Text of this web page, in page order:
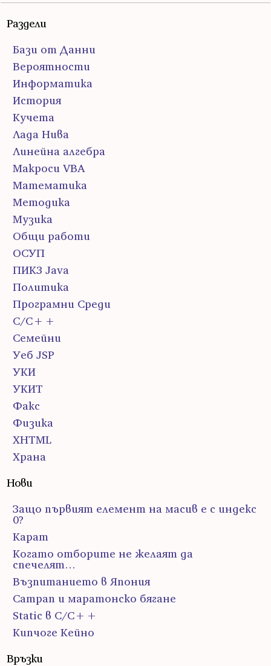
Раздели
Бази от Данни
Вероятности
Информатика
История
Кучета
Лада Нива
Линейна алгебра
Макроси VBA
Математика
Методика
Музика
Общи работи
ОСУП
ПИК3 Java
Политика
Програмни Среди
С/С++
Семейни
Уеб JSP
УКИ
УКИТ
Факс
Физика
ХHTML
Храна
Нови
Защо първият елемент на масив е с индекс
0?
Карат
Когато отборите не желаят да
спечелят…
Възпитанието в Япония
Сатрап и маратонско бягане
Static в C/C++
Кипчоге Кейно
Връзки